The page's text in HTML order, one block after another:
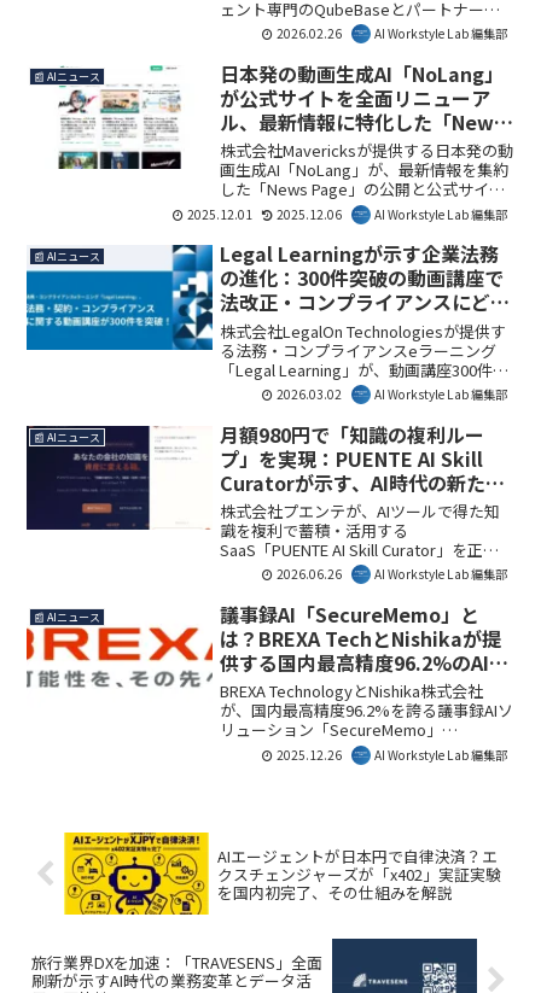
ェント専門のQubeBaseとパートナーシ
ップを締結しました。これにより、AIイ
ンテリジェンスプラットフォーム
「CROSS Graph」のサービス提供体制が
強化され、企業の戦略立案や事業開発に
おけるAI活用が加速します。
2026.02.26 AI Workstyle Lab 編集部
📰 AIニュース
日本発の動画生成AI「NoLang」
が公式サイトを全面リニューア
ル、最新情報に特化した「News
Page」を公開
株式会社Mavericksが提供する日本発の動
画生成AI「NoLang」が、最新情報を集約
した「News Page」の公開と公式サイト
の全面リニューアルを行いました。これ
により、ユーザーはNoLangの最新機能や
活用事例に効率的にアクセスできるよう
になります。
2025.12.01 2025.12.06 AI Workstyle Lab 編集部
📰 AIニュース
Legal Learningが示す企業法務
の進化：300件突破の動画講座で
法改正・コンプライアンスにどう
対応するか
株式会社LegalOn Technologiesが提供す
る法務・コンプライアンスeラーニング
「Legal Learning」が、動画講座300件を
突破しました。この充実したコンテンツ
は、企業が直面する複雑な法改正やコン
プライアンス課題への対応力を高める上
で極めて重要です。AI Workstyle Lab編集
部としては、法務DXを推進する上で不可
欠な学習基盤の進化として注目していま
す。
2026.03.02 AI Workstyle Lab 編集部
📰 AIニュース
月額980円で「知識の複利ルー
プ」を実現：PUENTE AI Skill
Curatorが示す、AI時代の新たな
知識管理術
株式会社プエンテが、AIツールで得た知
識を複利で蓄積・活用する
SaaS「PUENTE AI Skill Curator」を正式
リリースしました。OpenAI共同創業者の
提唱する「Second Brain」をSaaS化した
本サービスは、月額980円から利用でき、
個人のAI活用能力を組織全体の資産へと
変革させます。AI Workstyle Lab編集部で
は、その具体的な仕組みと企業への影響
を解説します。
2026.06.26 AI Workstyle Lab 編集部
📰 AIニュース
議事録AI「SecureMemo」と
は？BREXA TechとNishikaが提
供する国内最高精度96.2%のAIソ
リューションを徹底解説
BREXA TechnologyとNishika株式会社
が、国内最高精度96.2%を誇る議事録AIソ
リューション「SecureMemo」
「SecureMemoCloud」の再販契約を締
結しました。これにより、議事録作成の
な道を開く重要な発表です。
2025.12.26 AI Workstyle Lab 編集部
AIエージェントが日本円で自律決済？エ
クスチェンジャーズが「x402」実証実験
を国内初完了、その仕組みを解説
旅行業界DXを加速：「TRAVESENS」全面
刷新が示すAI時代の業務変革とデータ活